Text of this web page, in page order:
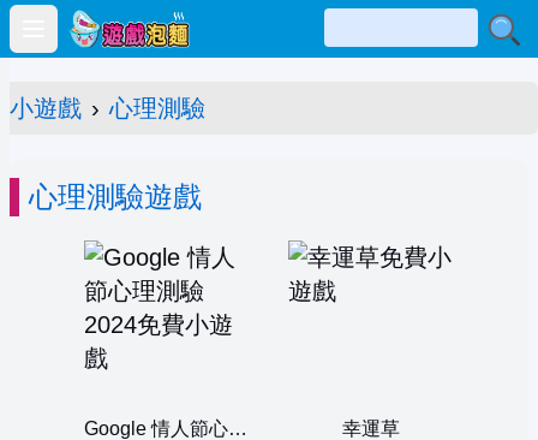
Open main menu
小遊戲 › 心理測驗
心理測驗遊戲
Google 情人節心理測驗 2024 幸運草